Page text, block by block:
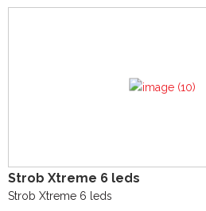
Strob Xtreme 6 leds
Strob Xtreme 6 leds